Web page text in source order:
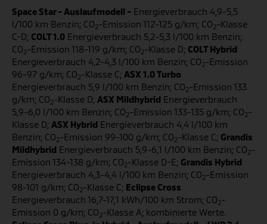
Space Star - Auslaufmodell - Energieverbrauch 4,9-5,5
l/100 km Benzin; CO2-Emission 112-125 g/km; CO2-Klasse
C-D; COLT 1.0 Energieverbrauch 5,2-5,3 l/100 km Benzin;
CO2-Emission 118-119 g/km; CO2-Klasse D; COLT Hybrid
Energieverbrauch 4,2-4,3 l/100 km Benzin; CO2-Emission
96-97 g/km; CO2-Klasse C; ASX 1.0 Turbo
Energieverbrauch 5,9 l/100 km Benzin; CO2-Emission 133
g/km; CO2-Klasse D; ASX Mildhybrid Energieverbrauch
5,9-6,0 l/100 km Benzin; CO2-Emission 133-135 g/km; CO2-
Klasse D; ASX Hybrid Energieverbrauch 4,4 l/100 km
Benzin; CO2-Emission 99-100 g/km; CO2-Klasse C; Grandis
Mildhybrid Energieverbrauch 5,9-6,1 l/100 km Benzin; CO2-
Emission 134-138 g/km; CO2-Klasse D-E; Grandis Hybrid
Energieverbrauch 4,3-4,4 l/100 km Benzin; CO2-Emission
98-101 g/km; CO2-Klasse C; Eclipse Cross
Energieverbrauch 16,7-17,1 kWh/100 km Strom; CO2-
Emission 0 g/km; CO2-Klasse A; kombinierte Werte.
Reichweite wurden nach dem vorgeschriebenen
Messverfahren WLTP ermittelt. Die tatsächlichen Werte zum
Verbrauch elektrischer Energie / Kraftstoff, ggf. zur Reichweite
und den CO
2 -Emissionen hängen ab von individueller
Fahrweise, Straßen-, Verkehrs- und Wetterbedingungen,
Klimaanlageneinsatz etc. Dies und zusätzliche Ausstattungen
sowie Zubehör können zu höheren als den angegebenen
Verbrauchs- sowie CO -Werten sowie ggf. einer geringeren als
der angegebenen elektrischen Reichweite führen.
Gewichtete
Werte sind Mittelwerte für Kraftstoff- und Stromverbrauch
von extern aufladbaren Hybridelektrofahrzeugen bei
durchschnittlichem Nutzungsprofil und täglichem Laden der
Batterie.
Preis- und Ausstattungsänderungen vorbehalten.
Durch den europaweiten Vertrieb unserer Fahrzeuge können
sich Ausstattungsdetails länderspezifisch unterscheiden. Die
Abbildungen auf dieser Website zeigen teilweise